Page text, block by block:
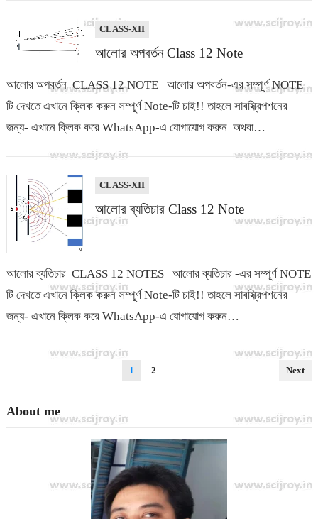
CLASS-XII
আলোর অপবর্তন Class 12 Note
আলোর অপবর্তন CLASS 12 NOTE আলোর অপবর্তন-এর সম্পূর্ণ NOTE
টি দেখতে এখানে ক্লিক করুন সম্পূর্ণ Note-টি চাই!! তাহলে সাবস্ক্রিপশনের
জন্য- এখানে ক্লিক করে WhatsApp-এ যোগাযোগ করুন অথবা…
CLASS-XII
আলোর ব্যতিচার Class 12 Note
আলোর ব্যতিচার CLASS 12 NOTES আলোর ব্যতিচার -এর সম্পূর্ণ NOTE
টি দেখতে এখানে ক্লিক করুন সম্পূর্ণ Note-টি চাই!! তাহলে সাবস্ক্রিপশনের
জন্য- এখানে ক্লিক করে WhatsApp-এ যোগাযোগ করুন…
1 2 Next
About me